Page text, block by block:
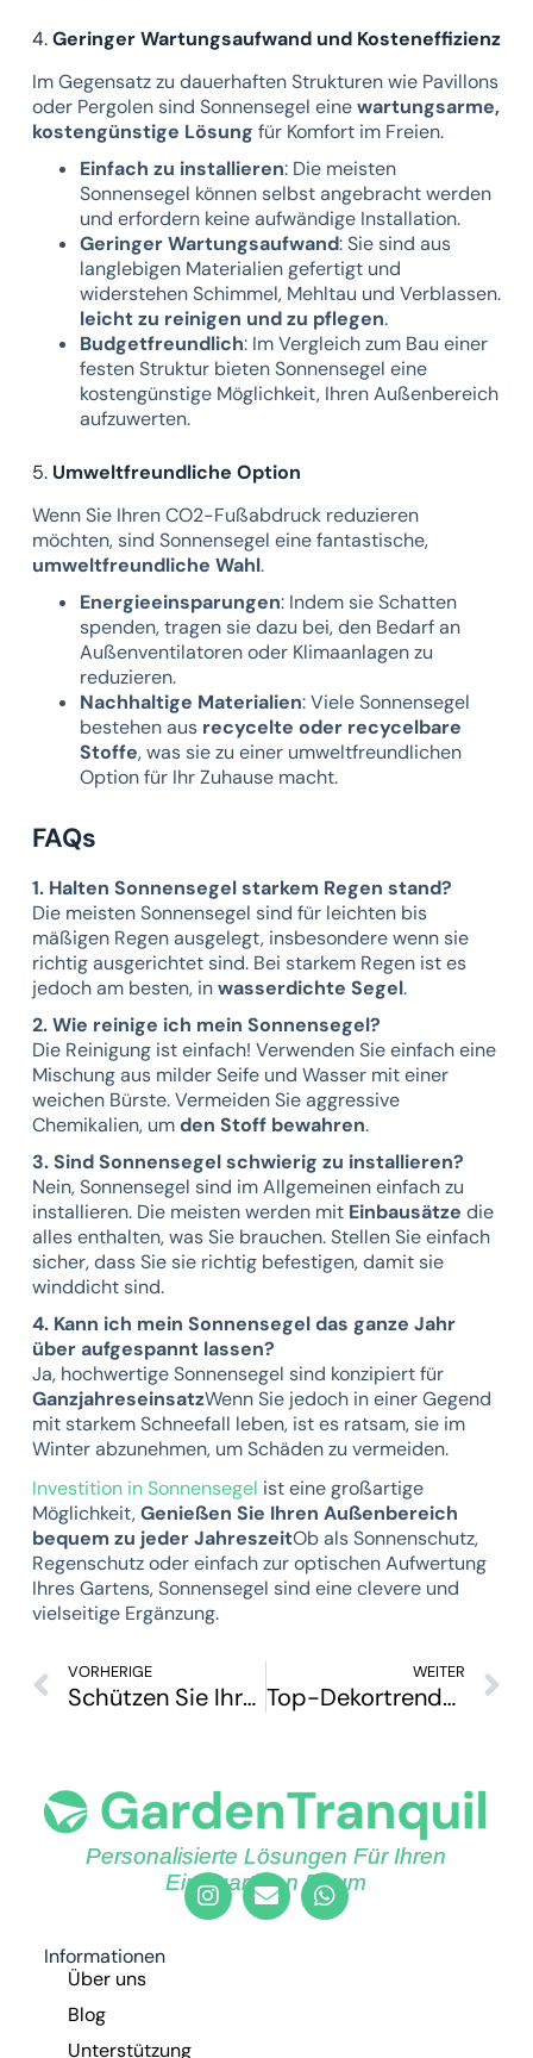
4.Geringer Wartungsaufwand und Kosteneffizienz
Im Gegensatz zu dauerhaften Strukturen wie Pavillons
oder Pergolen sind Sonnensegel einewartungsarme,
kostengünstige Lösung für Komfort im Freien.
Einfach zu installieren: Die meisten
Sonnensegel können selbst angebracht werden
und erfordern keine aufwändige Installation.
Geringer Wartungsaufwand: Sie sind aus
langlebigen Materialien gefertigt und
widerstehen Schimmel, Mehltau und Verblassen.
leicht zu reinigen und zu pflegen.
Budgetfreundlich: Im Vergleich zum Bau einer
festen Struktur bieten Sonnensegel eine
kostengünstige Möglichkeit, Ihren Außenbereich
aufzuwerten.
5. Umweltfreundliche Option
Wenn Sie Ihren CO2-Fußabdruck reduzieren
möchten, sind Sonnensegel eine fantastische,
umweltfreundliche Wahl.
Energieeinsparungen: Indem sie Schatten
spenden, tragen sie dazu bei, den Bedarf an
Außenventilatoren oder Klimaanlagen zu
reduzieren.
Nachhaltige Materialien: Viele Sonnensegel
bestehen aus recycelte oder recycelbare
Stoffe, was sie zu einer umweltfreundlichen
Option für Ihr Zuhause macht.
FAQs
1. Halten Sonnensegel starkem Regen stand?
Die meisten Sonnensegel sind für leichten bis
mäßigen Regen ausgelegt, insbesondere wenn sie
richtig ausgerichtet sind. Bei starkem Regen ist es
jedoch am besten, inwasserdichte Segel.
2. Wie reinige ich mein Sonnensegel?
Die Reinigung ist einfach! Verwenden Sie einfach eine
Mischung aus milder Seife und Wasser mit einer
weichen Bürste. Vermeiden Sie aggressive
Chemikalien, umden Stoff bewahren.
3. Sind Sonnensegel schwierig zu installieren?
Nein, Sonnensegel sind im Allgemeinen einfach zu
installieren. Die meisten werden mit Einbausätze die
alles enthalten, was Sie brauchen. Stellen Sie einfach
sicher, dass Sie sie richtig befestigen, damit sie
winddicht sind.
4. Kann ich mein Sonnensegel das ganze Jahr
über aufgespannt lassen?
Ja, hochwertige Sonnensegel sind konzipiert für
GanzjahreseinsatzWenn Sie jedoch in einer Gegend
mit starkem Schneefall leben, ist es ratsam, sie im
Winter abzunehmen, um Schäden zu vermeiden.
Investition in Sonnensegel ist eine großartige
Möglichkeit,Genießen Sie Ihren Außenbereich
bequem zu jeder JahreszeitOb als Sonnenschutz,
Regenschutz oder einfach zur optischen Aufwertung
Ihres Gartens, Sonnensegel sind eine clevere und
vielseitige Ergänzung.
VORHERIGE
Schützen Sie Ihren Garten mit UV-beständigen Sonnensegeln: Top-Vorteile
WEITER
Top-Dekortrends für Gärten und Balkone im Jahr 2025
Personalisierte Lösungen Für Ihren
Einzigartigen Raum
Informationen
Über uns
Blog
Unterstützung